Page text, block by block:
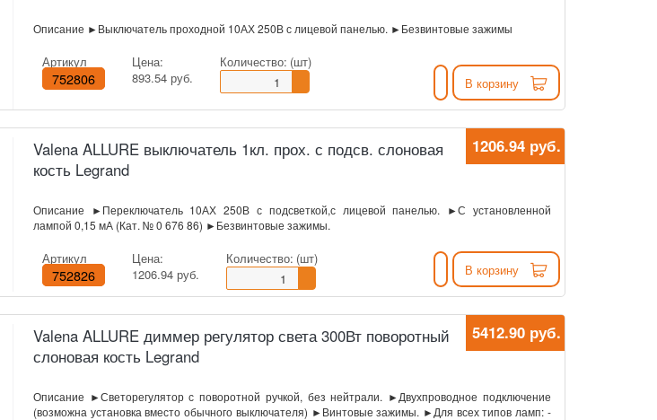
Описание ►Выключатель проходной 10АХ 250В с лицевой панелью. ►Безвинтовые зажимы
Артикул
752806
Цена:
893.54 руб.
Количество: (шт)
В корзину
1206.94 руб.
Valena ALLURE выключатель 1кл. прох. с подсв. слоновая
кость Legrand
Описание ►Переключатель 10АХ 250В с подсветкой,с лицевой панелью. ►С установленной
лампой 0,15 мА (Кат. № 0 676 86) ►Безвинтовые зажимы.
Артикул
752826
Цена:
1206.94 руб.
Количество: (шт)
В корзину
5412.90 руб.
Valena ALLURE диммер регулятор света 300Вт поворотный
слоновая кость Legrand
Описание ►Светорегулятор с поворотной ручкой, без нейтрали. ►Двухпроводное подключение
(возможна установка вместо обычного выключателя) ►Винтовые зажимы. ►Для всех типов ламп: -